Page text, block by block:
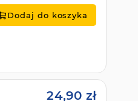
Dodaj do koszyka
24,90 zł